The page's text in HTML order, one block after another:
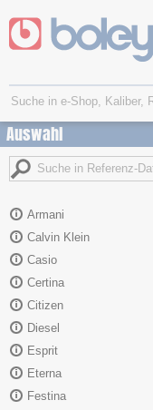
Auswahl
Armani
Calvin Klein
Casio
Certina
Citizen
Diesel
Esprit
Eterna
Festina